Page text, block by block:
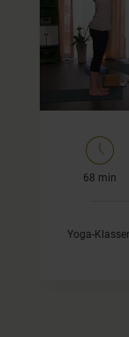
Thema
Wir
68 min
Yoga-